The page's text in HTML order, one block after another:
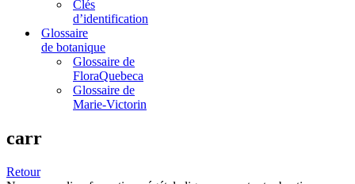
Clés
d’identification
Glossaire
de botanique
Glossaire de
FloraQuebeca
Glossaire de
Marie-Victorin
carr
Retour